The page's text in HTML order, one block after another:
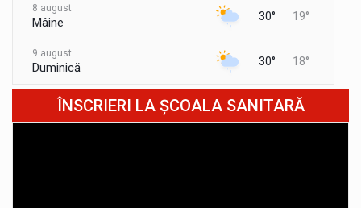
8 august
Mâine 30° 19°
9 august
Duminică 30° 18°
10 august
34° 21°
ÎNSCRIERI LA ȘCOALA SANITARĂ